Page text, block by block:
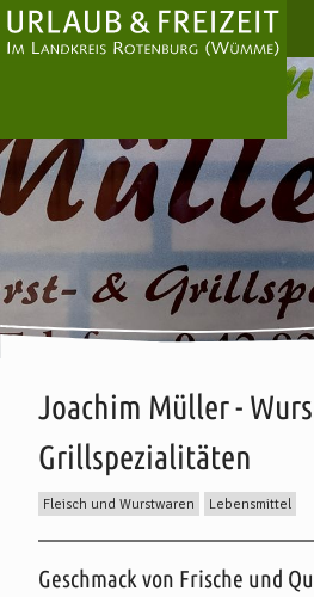
Joachim Müller -
Grillspezialitäten
Fleisch und Wurstwaren Lebensmittel
Beschreibung
Geschmack von Frische und